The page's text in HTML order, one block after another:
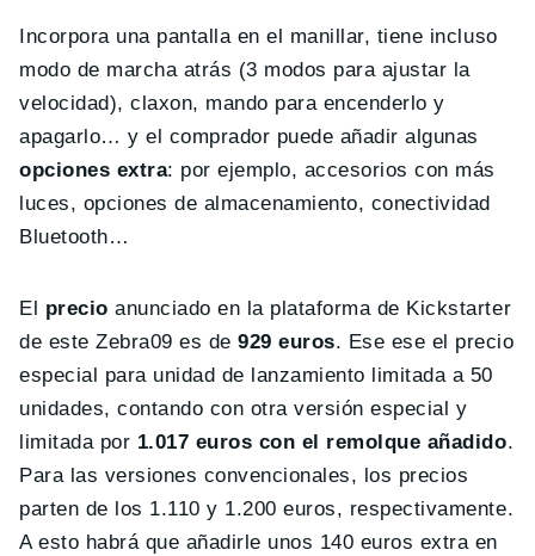
Incorpora una pantalla en el manillar, tiene incluso
modo de marcha atrás (3 modos para ajustar la
velocidad), claxon, mando para encenderlo y
apagarlo… y el comprador puede añadir algunas
opciones extra: por ejemplo, accesorios con más
luces, opciones de almacenamiento, conectividad
Bluetooth…
El precio anunciado en la plataforma de Kickstarter
de este Zebra09 es de929 euros. Ese ese el precio
especial para unidad de lanzamiento limitada a 50
unidades, contando con otra versión especial y
limitada por 1.017 euros con el remolque añadido.
Para las versiones convencionales, los precios
parten de los 1.110 y 1.200 euros, respectivamente.
A esto habrá que añadirle unos 140 euros extra en